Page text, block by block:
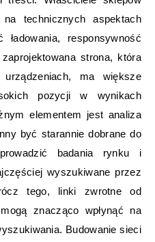
technicznych aspektach
responsywność
strona, która
ma większe
pozycji w wynikach
elementem jest analiza
być starannie dobrane do
badania rynku i
wyszukiwane przez
tego, linki zwrotne od
znacząco wpłynąć na
Budowanie sieci